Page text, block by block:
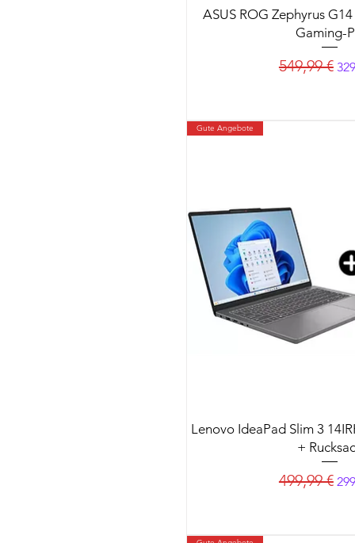
ASUS ROG Zephyrus
Gaming-
549,99 €
Gute Angebote
Lenovo IdeaPad Slim 3
+
499,99 €